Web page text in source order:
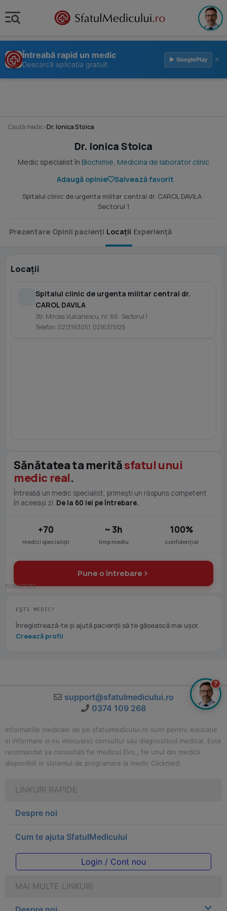
Întreabă rapid un medic
Descarcă aplicația gratuit
▶ GooglePlay ×
Caută medic›Dr. Ionica Stoica
Dr. Ionica Stoica
Medic specialist în Biochimie, Medicina de laborator clinic
Adaugă opinie
Salvează favorit
Spitalul clinic de urgenta militar central dr. CAROL DAVILA ·
Sectorul 1
Prezentare Opinii pacienți Locații Experiență
Locații
Spitalul clinic de urgenta militar central dr.
CAROL DAVILA
Str. Mircea Vulcanescu, nr. 88 · Sectorul 1
Telefon: 0213193051, 0216375125
Sănătatea ta merităsfatul unui
medic real.
Întreabă un medic specialist, primești un răspuns competent
în aceeași zi. De la 60 lei pe întrebare.
+70
medici specialiști
~ 3h
timp mediu
100%
confidențial
Pune o întrebare
EȘTI MEDIC?
Înregistrează-te și ajută pacienții să te găsească mai ușor.
Creează profil
support@sfatulmedicului.ro
0374 109 268
Informatiile medicale de pe sfatulmedicului.ro sunt pentru educatie
si informare si nu inlocuiesc consultul sau diagnosticul medical. Este
recomandat sa consultati fie medicul Dvs., fie unul din medicii
disponibili in sistemul de programare la medic Clickmed.
LINKURI RAPIDE
Despre noi
Cum te ajuta SfatulMedicului
Login / Cont nou
MAI MULTE LINKURI
?